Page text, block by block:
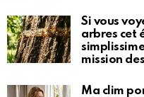
Si vous
arbres cet
mission
Ma clim